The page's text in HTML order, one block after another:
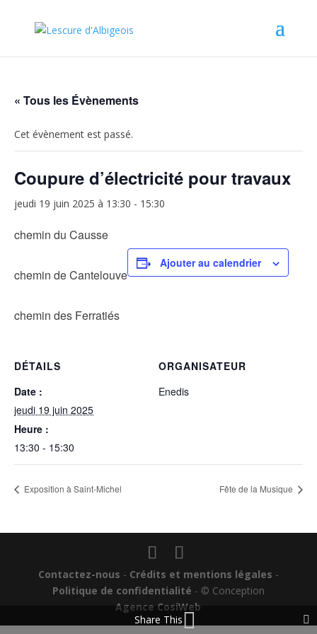
« Tous les Évènements
Cet évènement est passé.
Coupure d’électricité pour travaux
jeudi 19 juin 2025 à 13:30 - 15:30
chemin du Causse
chemin de Cantelouve
chemin des Ferratiés
Ajouter au calendrier
DÉTAILS
Date :
jeudi 19 juin 2025
Heure :
13:30 - 15:30
ORGANISATEUR
Enedis
Exposition à Saint-Michel Fête de la Musique
Contactez-nous - Crédits et mentions légales -
Politique de confidentialité - © Conception
Agence CosiWeb
Share This